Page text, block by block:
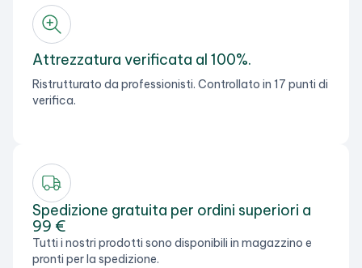
Attrezzatura verificata al 100%.
Ristrutturato da professionisti. Controllato in 17 punti di
verifica.
Spedizione gratuita per ordini superiori a
99 €
Tutti i nostri prodotti sono disponibili in magazzino e
pronti per la spedizione.